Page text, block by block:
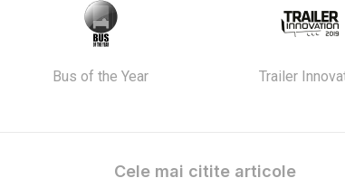
Bus of the Year Trailer
Cele mai citite articole